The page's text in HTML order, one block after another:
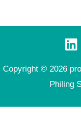
Copyright © 2026
Philing